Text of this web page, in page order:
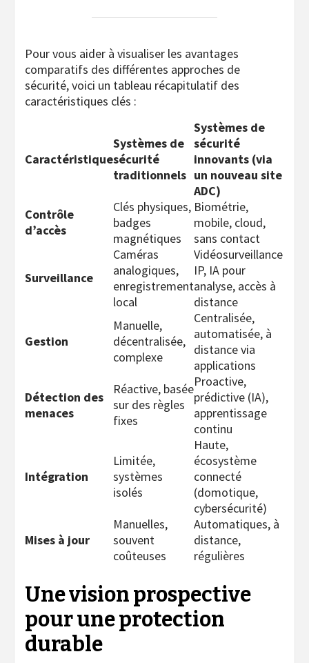
Pour vous aider à visualiser les avantages
comparatifs des différentes approches de
sécurité, voici un tableau récapitulatif des
caractéristiques clés :
Caractéristique
Systèmes de
sécurité
traditionnels
Systèmes de
sécurité
innovants (via
un nouveau site
ADC)
Contrôle
d’accès
Clés physiques,
badges
magnétiques
Biométrie,
mobile, cloud,
sans contact
Surveillance
Caméras
analogiques,
enregistrement
local
Vidéosurveillance
IP, IA pour
analyse, accès à
distance
Gestion
Manuelle,
décentralisée,
complexe
Centralisée,
automatisée, à
distance via
applications
Détection des
menaces
Réactive, basée
sur des règles
fixes
Proactive,
prédictive (IA),
apprentissage
continu
Intégration
Limitée,
systèmes
isolés
Haute,
écosystème
connecté
(domotique,
cybersécurité)
Mises à jour
Manuelles,
souvent
coûteuses
Automatiques, à
distance,
régulières
Une vision prospective
pour une protection
durable